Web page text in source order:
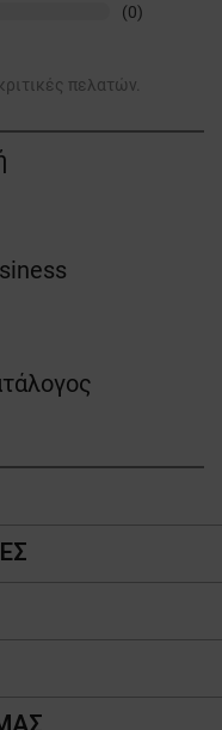
(0)
πελατών.